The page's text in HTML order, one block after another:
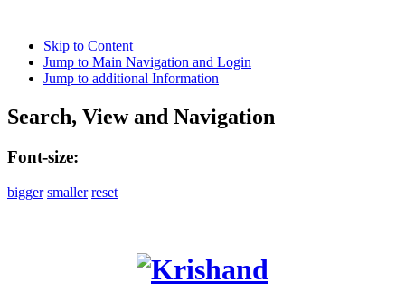
Skip to Content
Jump to Main Navigation and Login
Jump to additional Information
Search, View and Navigation
Font-size:
bigger smaller reset